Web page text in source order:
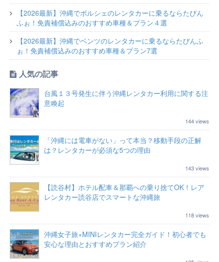
【2026最新】沖縄でポルシェのレンタカーに乗るならたびん
ふぉ！免責補償込みのおすすめ車種＆プラン４選
【2026最新】沖縄でベンツのレンタカーに乗るならたびんふ
ぉ！免責補償込みのおすすめ車種＆プラン7選
人気の記事
台風１３号発生に伴う沖縄レンタカー利用に関する注
意喚起
144 views
「沖縄には電車がない」って本当？移動手段の正解
は？レンタカーが必須な5つの理由
143 views
【読谷村】ホテル配車＆那覇への乗り捨てOK！レア
レンタカー読谷店でスマートな沖縄旅
118 views
沖縄女子旅×MINIレンタカー完全ガイド！初心者でも
安心な理由とおすすめプラン紹介